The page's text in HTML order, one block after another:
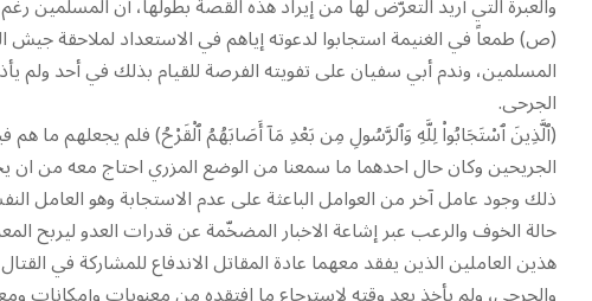
(ص) طمعاً في الغنيمة استجابوا لدعوته إياهم في الاستعداد لملاحقة
المسلمين، وندم أبي سفيان على تفويته الفرصة للقيام بذلك في أحد
الجرحى.
(ٱلَّذِينَ ٱسْتَجَابُواْ لِلَّهِ وَٱلرَّسُولِ مِن بَعْدِ مَآ أَصَابَهُمُ ٱلْقَرْحُ) فلم يجعلهم ما
الجريحين وكان حال احدهما ما سمعنا من الوضع المزري احتاج معه من
ذلك وجود عامل آخر من العوامل الباعثة على عدم الاستجابة وهو العامل
حالة الخوف والرعب عبر إشاعة الاخبار المضخّمة عن قدرات العدو ليربح
هذين العاملين الذين يفقد معهما عادة المقاتل الاندفاع للمشاركة في